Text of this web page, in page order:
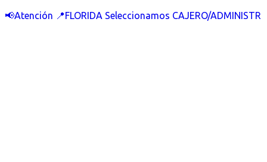
📢Atención 📍FLORIDA Seleccionamos CAJERO/ADMINISTR